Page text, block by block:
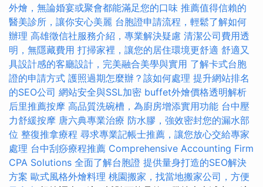
外燴，無論婚宴或聚會都能滿足您的口味 推薦值得信賴的
醫美診所，讓你安心美麗 台胞證申請流程，輕鬆了解如何
辦理 高雄徵信社服務介紹，專業解決疑慮 清潔公司費用透
明，無隱藏費用 打掃家裡，讓您的居住環境更舒適 舒適又
具設計感的客廳設計，完美融合美學與實用 了解卡式台胞
證的申請方式 護照過期怎麼辦？該如何處理 提升網站排名
的SEO公司 網站安全與SSL加密 buffet外燴價格透明解析
后里推薦按摩 高品質洗碗槽，為廚房增添實用功能 台中壓
力舒緩按摩 唐六典專業治療 防水膠，強效密封您的漏水部
位 整復推拿療程 尋求專業記帳士推薦，讓您放心交給專家
處理 台中刮痧療程推薦 Comprehensive Accounting Firm
CPA Solutions 全面了解台胞證 提供量身打造的SEO解決
方案 歐式風格外燴料理 桃園搬家，找當地搬家公司，方便